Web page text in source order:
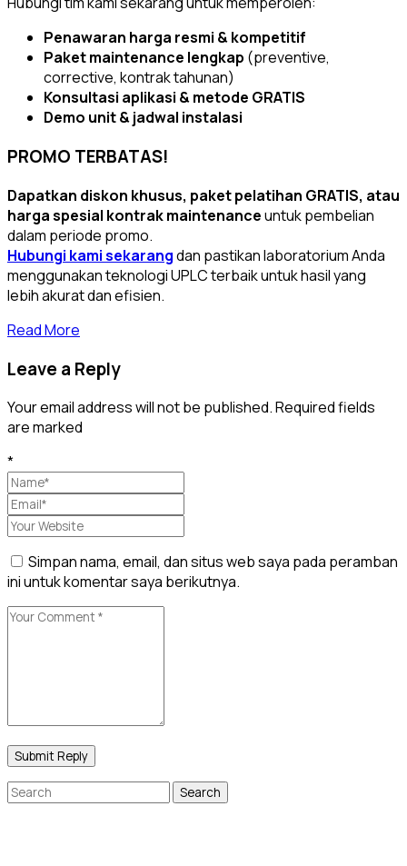
Penawaran harga resmi & kompetitif
Paket maintenance lengkap (preventive,
corrective, kontrak tahunan)
Konsultasi aplikasi & metode GRATIS
Demo unit & jadwal instalasi
PROMO TERBATAS!
Dapatkan diskon khusus, paket pelatihan GRATIS, atau
harga spesial kontrak maintenanceuntuk pembelian
dalam periode promo.
Hubungi kami sekarangdan pastikan laboratorium Anda
menggunakan teknologi UPLC terbaik untuk hasil yang
lebih akurat dan efisien.
Read More
Leave a Reply
Your email address will not be published. Required fields
are marked
*
Simpan nama, email, dan situs web saya pada peramban
ini untuk komentar saya berikutnya.
Search